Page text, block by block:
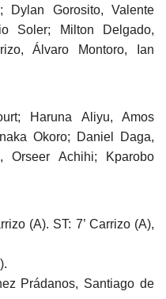
Dylan Gorosito, Valente
Soler; Milton Delgado,
Álvaro Montoro, Ian
Haruna Aliyu, Amos
Okoro; Daniel Daga,
Orseer Achihi; Kparobo
(A). ST: 7’ Carrizo (A),
Prádanos, Santiago de